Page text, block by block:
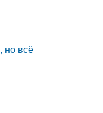
но всё